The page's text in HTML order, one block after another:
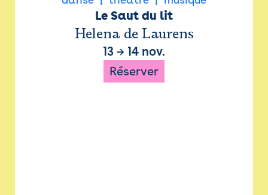
Le Saut du lit
Helena de Laurens
13 → 14 nov.
Réserver